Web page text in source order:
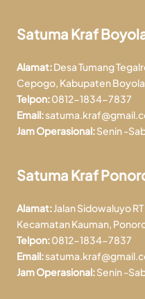
Satuma Kraf
Alamat:Desa Tumang
Cepogo, Kabupaten
Telpon:0812-1834-7837
Email:
Jam Operasional:Senin -
Satuma Kraf
Alamat:Jalan Sidowaluyo
Kecamatan Kauman,
Telpon:0812-1834-7837
Email:
Jam Operasional:Senin -